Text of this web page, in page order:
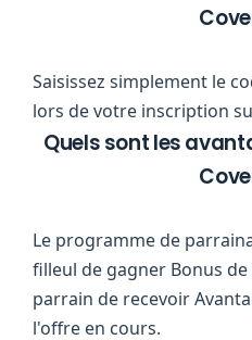
Saisissez simplement le
lors de votre inscription
Quels sont les
Le programme de
filleul de gagner Bonus
parrain de recevoir
l'offre en cours.